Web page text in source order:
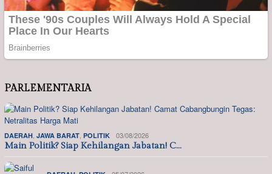
PARLEMENTARIA
DAERAH JAWA BARAT POLITIK 03/08/2026
Main Politik? Siap Kehilangan Jabatan! C…